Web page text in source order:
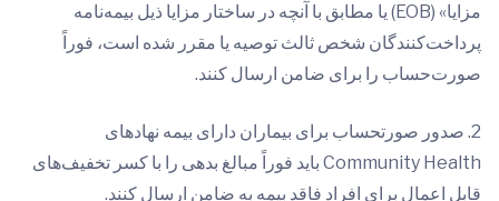
مزایا» (EOB) یا مطابق با آنچه در ساختار مزایا ذیل بیمه‌نامه
پرداخت‌کنندگان شخص ثالث توصیه یا مقرر شده است، فوراً
صورت‌حساب را برای ضامن ارسال کنند.
2. صدور صورتحساب برای بیماران دارای بیمه نهادهای
Community Health باید فوراً مبالغ بدهی را با کسر تخفیف‌های
قابل اعمال برای افراد فاقد بیمه به ضامن ارسال کنند.